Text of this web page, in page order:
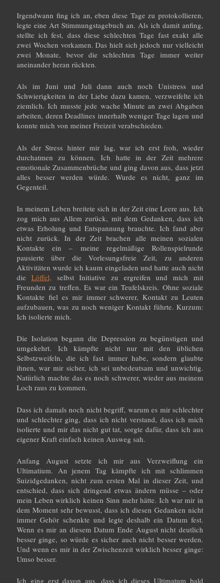
Irgendwann fing ich an, eben diese Tage zu protokollieren,
legte eine Art Stimmungstagebuch an. Als ich damit anfing,
stellte ich fest, dass diese schlechten Tage fast exakt alle
zwei Wochen vorkamen. Das hielt sich jedoch nur vielleicht
zwei Monate, bevor die schlechten Tage immer weiter
aneinander heran rückten.
Als im Juni und Juli dann auch noch Unistress und
Schwierigkeiten in der Liebe dazu kamen, verzweifelte ich
ziemlich. Ich musste jede wache Minute an zwei Abgaben
arbeiten, deren Deadlines innerhalb weniger Tage lagen und
konnte mich von meiner Freizeit verabschieden.
Als der Stress hinter mir lag, war ich erst froh, wieder
durchatmen zu können. Ich hatte in der Zeit mehrere
emotionale Zusammenbrüche und ging davon aus, dass jetzt
alles besser werden würde. Wurde es nicht, ganz im
Gegenteil.
In meinem Leben breitete sich in der Zeit eine Leere aus. Ich
zog mich aus Allem zurück, mit dem Gedanken, dass ich
etwas Erholung und Entspannung brauchte. Ich fand aber
nicht zurück. In der Zeit brachen alle meinen sozialen
Kontakte ein – meine regelmäßige Rollenspielrunde
pausierte über die Vorlesungsfreie Zeit, zu anderen
Aktivitäten wurde ich kaum eingeladen und hatte auch nicht
die Löffel, selbst Initiative zu ergreifen und mich mit
Freunden zu treffen. Es war ein Teufelskreis. Ohne soziale
Kontakte fiel es mir immer schwerer, Kontakt zu Leuten
aufzubauen, was zu noch weniger Kontakt führte. Kurzum:
Ich isolierte mich.
Die Isolation begann die Depression zu begünstigen und
umgekehrt. Ich kämpfte nicht nur mit den üblichen
Selbstzweifeln, die ich fast immer habe, sondern glaubte
ihnen, war mir sicher, ich sei unbedeutsam und unwichtig.
Natürlich machte das es noch schwerer, wieder aus meinem
Loch raus zu kommen.
Dass ich damals noch nicht begriff, warum es mir schlechter
und schlechter ging, dass ich nicht verstand, dass ich mich
isolierte und mir das nicht gut tat, sorgte dafür, dass ich aus
eigener Kraft einfach keinen Ausweg sah.
Anfang August setzte ich mir aus Verzweiflung ein
Ultimatium. An jenem Tag kämpfte ich mit schlimmen
Suizidgedanken, nicht zum ersten Mal in dieser Zeit, und
entschied, dass sich dringend etwas ändern müsse – oder
mein Leben wirklich keinen Sinn mehr hätte. Ich war mir in
dem Moment sehr bewusst, dass ich diesen Gedanken nicht
immer Gehör schenkte und legte deshalb ein Datum fest.
Wenn es mir an diesem Datum Ende August nicht deutlich
besser ginge, so würde es sicher auch nicht besser werden.
Und wenn es mir in der Zwischenzeit wirklich besser ginge:
Umso besser.
Ich ging erst davon aus, dass ich dieses Ultimatum bald